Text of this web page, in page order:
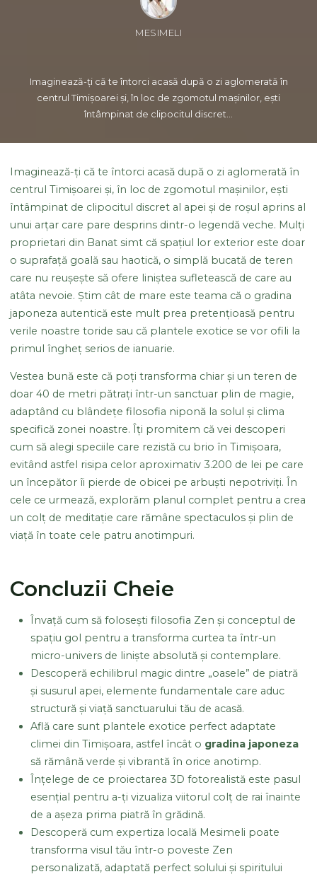
MESIMELI
Imaginează-ți că te întorci acasă după o zi aglomerată în
centrul Timișoarei și, în loc de zgomotul mașinilor, ești
întâmpinat de clipocitul discret...
Imaginează-ți că te întorci acasă după o zi aglomerată în
centrul Timișoarei și, în loc de zgomotul mașinilor, ești
întâmpinat de clipocitul discret al apei și de roșul aprins al
unui arțar care pare desprins dintr-o legendă veche. Mulți
proprietari din Banat simt că spațiul lor exterior este doar
o suprafață goală sau haotică, o simplă bucată de teren
care nu reușește să ofere liniștea sufletească de care au
atâta nevoie. Știm cât de mare este teama că o gradina
japoneza autentică este mult prea pretențioasă pentru
verile noastre toride sau că plantele exotice se vor ofili la
primul îngheț serios de ianuarie.
Vestea bună este că poți transforma chiar și un teren de
doar 40 de metri pătrați într-un sanctuar plin de magie,
adaptând cu blândețe filosofia niponă la solul și clima
specifică zonei noastre. Îți promitem că vei descoperi
cum să alegi speciile care rezistă cu brio în Timișoara,
evitând astfel risipa celor aproximativ 3.200 de lei pe care
un începător îi pierde de obicei pe arbuști nepotriviți. În
cele ce urmează, explorăm planul complet pentru a crea
un colț de meditație care rămâne spectaculos și plin de
viață în toate cele patru anotimpuri.
Concluzii Cheie
Învață cum să folosești filosofia Zen și conceptul de
spațiu gol pentru a transforma curtea ta într-un
micro-univers de liniște absolută și contemplare.
Descoperă echilibrul magic dintre „oasele” de piatră
și susurul apei, elemente fundamentale care aduc
structură și viață sanctuarului tău de acasă.
Află care sunt plantele exotice perfect adaptate
climei din Timișoara, astfel încât o gradina japoneza
să rămână verde și vibrantă în orice anotimp.
Înțelege de ce proiectarea 3D fotorealistă este pasul
esențial pentru a-ți vizualiza viitorul colț de rai înainte
de a așeza prima piatră în grădină.
Descoperă cum expertiza locală Mesimeli poate
transforma visul tău într-o poveste Zen
personalizată, adaptată perfect solului și spiritului